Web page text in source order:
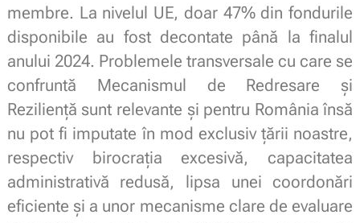
membre. La nivelul UE, doar 47% din fondurile
disponibile au fost decontate până la finalul
anului 2024. Problemele transversale cu care se
confruntă Mecanismul de Redresare și
Reziliență sunt relevante și pentru România însă
nu pot fi imputate în mod exclusiv țării noastre,
respectiv birocrația excesivă, capacitatea
administrativă redusă, lipsa unei coordonări
eficiente și a unor mecanisme clare de evaluare